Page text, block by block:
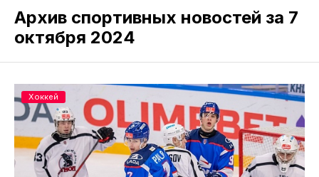
Архив спортивных новостей за 7
октября 2024
Хоккей